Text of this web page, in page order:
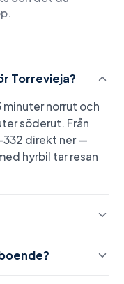
Torrevieja?
minuter norrut och
söderut. Från
direkt ner —
hyrbil tar resan